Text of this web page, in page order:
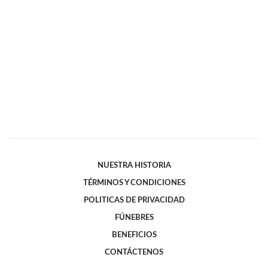
NUESTRA HISTORIA
TÉRMINOS Y CONDICIONES
POLITICAS DE PRIVACIDAD
FÚNEBRES
BENEFICIOS
CONTÁCTENOS